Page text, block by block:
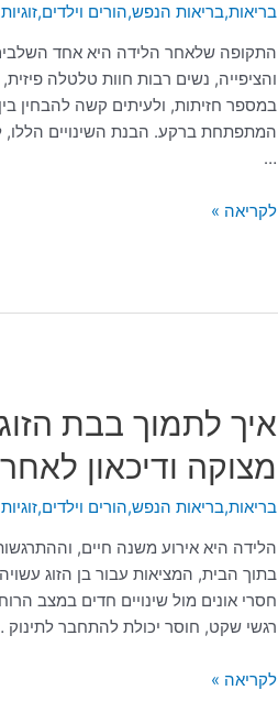
בריאות,בריאות הנפש,הורים וילדים,זוגיות
התקופה שלאחר הלידה היא אחד
והציפייה, נשים רבות חוות טלטלה
במספר חזיתות, ולעיתים קשה להבחין
המתפתחת ברקע. הבנת השינויים הללו,
…
לידה:
מתי
מומלץ
לפנות
לייעוץ
לקריאה »
איך לתמוך בבת
מצוקה ודיכאון
בריאות,בריאות הנפש,הורים וילדים,זוגיות
הלידה היא אירוע משנה חיים,
בתוך הבית, המציאות עבור בן הזוג
חסרי אונים מול שינויים חדים במצב
רגשי שקט, חוסר יכולת להתחבר לתינוק
איך
לתמוך
בבת
מדריך
מעשי
לבני
זוג
לזיהוי
ודיכאון
לקריאה »